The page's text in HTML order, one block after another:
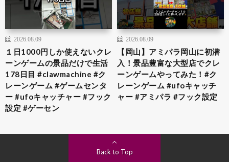
2026.08.09
１日1000円しか使えないクレ
ーンゲームの景品だけで生活
178日目 #clawmachine #ク
レーンゲーム #ゲームセンタ
ー #ufoキャッチャー #フック
設定 #ゲーセン
2026.08.09
【岡山】アミパラ岡山に初潜
入！景品豊富な大型店でクレ
ーンゲームやってみた！#ク
レーンゲーム #ufoキャッチ
ャー #アミパラ #フック設定
Back to Top